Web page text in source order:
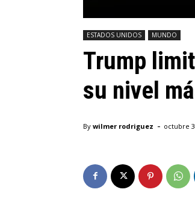
ESTADOS UNIDOS MUNDO
Trump
su nivel
By wilmer rodriguez - octubre